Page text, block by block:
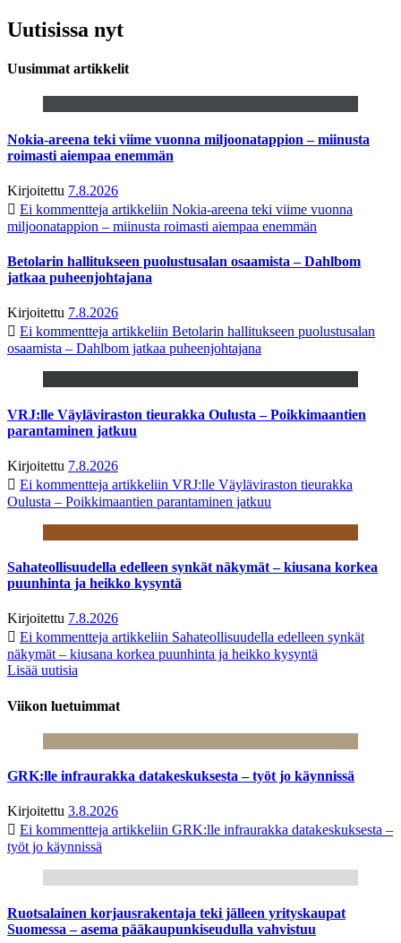
Uutisissa nyt
Uusimmat artikkelit
Nokia-areena teki viime vuonna miljoonatappion – miinusta
roimasti aiempaa enemmän
Kirjoitettu 7.8.2026
Ei kommentteja artikkeliin Nokia-areena teki viime vuonna
miljoonatappion – miinusta roimasti aiempaa enemmän
Betolarin hallitukseen puolustusalan osaamista – Dahlbom
jatkaa puheenjohtajana
Kirjoitettu 7.8.2026
Ei kommentteja artikkeliin Betolarin hallitukseen puolustusalan
osaamista – Dahlbom jatkaa puheenjohtajana
VRJ:lle Väyläviraston tieurakka Oulusta – Poikkimaantien
parantaminen jatkuu
Kirjoitettu 7.8.2026
Ei kommentteja artikkeliin VRJ:lle Väyläviraston tieurakka
Oulusta – Poikkimaantien parantaminen jatkuu
Sahateollisuudella edelleen synkät näkymät – kiusana korkea
puunhinta ja heikko kysyntä
Kirjoitettu 7.8.2026
Ei kommentteja artikkeliin Sahateollisuudella edelleen synkät
näkymät – kiusana korkea puunhinta ja heikko kysyntä
Lisää uutisia
Viikon luetuimmat
GRK:lle infraurakka datakeskuksesta – työt jo käynnissä
Kirjoitettu 3.8.2026
Ei kommentteja artikkeliin GRK:lle infraurakka datakeskuksesta –
työt jo käynnissä
Ruotsalainen korjausrakentaja teki jälleen yrityskaupat
Suomessa – asema pääkaupunkiseudulla vahvistuu